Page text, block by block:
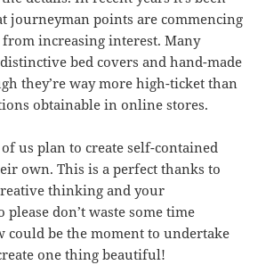
journeyman points are commencing
from increasing interest. Many
bed covers and hand-made
they’re way more high-ticket than
obtainable in online stores.
us plan to create self-contained
own. This is a perfect thanks to
thinking and your
please don’t waste some time
could be the moment to undertake
one thing beautiful!